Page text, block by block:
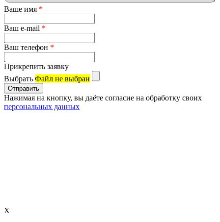
Ваше имя *
Ваш e-mail *
Ваш телефон *
Прикрепить заявку
Выбрать Файл не выбран
Нажимая на кнопку, вы даёте согласие на обработку своих
персональных данных
X